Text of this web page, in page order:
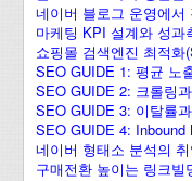
네이버 블로그 운영에
마케팅 KPI 설계와 성과
쇼핑몰 검색엔진 최적화
SEO GUIDE 1: 평균 노
SEO GUIDE 2: 크롤링
SEO GUIDE 3: 이탈률
SEO GUIDE 4: Inbound
네이버 형태소 분석의 취
구매전환 높이는 링크빌